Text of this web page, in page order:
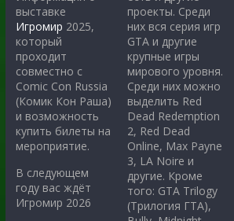
выставке
Игромир 2025,
который
проходит
совместно с
Comic Con Russia
(Комик Кон Раша)
и возможность
купить билеты на
мероприятие.
В следующем
году вас ждёт
Игромир 2026
проекты. Среди
них вся серия игр
GTA и другие
крупные игры
мирового уровня.
Среди них можно
выделить Red
Dead Redemption
2, Red Dead
Online, Max Payne
3, LA Noire и
другие. Кроме
того: GTA Trilogy
(Трилогия ГТА),